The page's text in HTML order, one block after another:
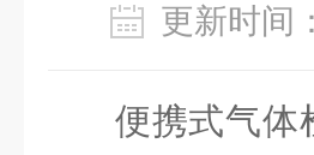
更新时
便携式气体